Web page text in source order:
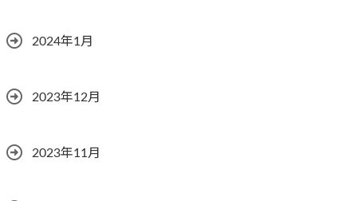
2024年1月
2023年12月
2023年11月